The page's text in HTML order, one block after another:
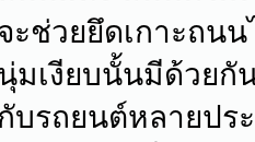
ะช่วยยึดเกาะถน
มเงียบนั้นมีด้วยกั
บรถยนต์หลายปร